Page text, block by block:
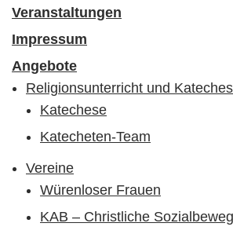
Veranstaltungen
Impressum
Angebote
Religionsunterricht und
Katechese
Katecheten-Team
Vereine
Würenloser Frauen
KAB – Christliche